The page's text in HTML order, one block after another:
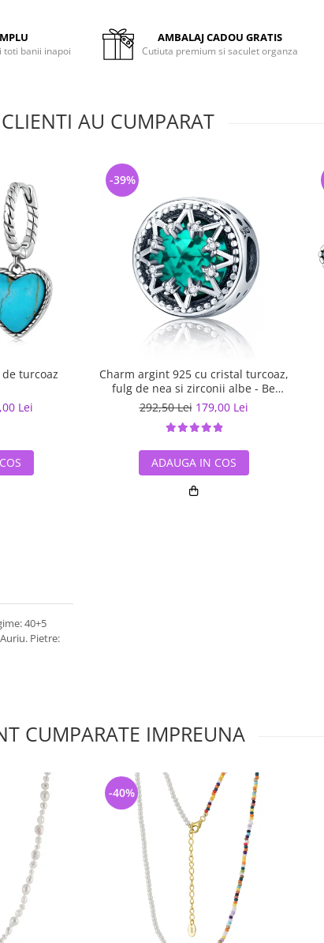
toti banii inapoi
AMBALAJ CADOU GRATIS
Cutiuta premium si saculet organza
AU CUMPARAT
turcoaz
Lei
Charm argint 925 cu cristal turcoaz,
fulg de nea si zirconii albe - Be
Nature PST0110
292,50 Lei 179,00 Lei
-39%
ADAUGA IN COS
40+5
Pietre:
CUMPARATE IMPREUNA
-40%